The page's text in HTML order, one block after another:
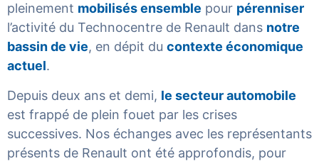
pleinement mobilisés ensemble pour pérenniser
l’activité du Technocentre de Renault dans notre
bassin de vie, en dépit du contexte économique
actuel.
Depuis deux ans et demi, le secteur automobile
est frappé de plein fouet par les crises
successives. Nos échanges avec les représentants
présents de Renault ont été approfondis, pour